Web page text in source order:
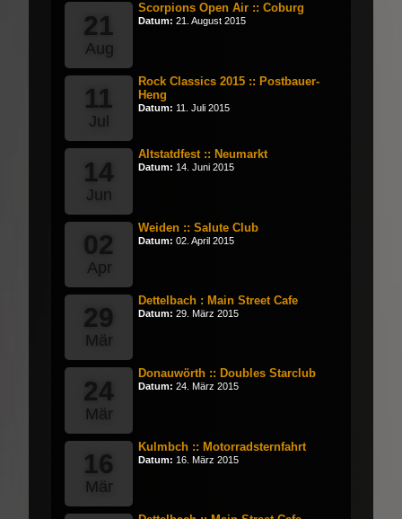
21
Aug
Scorpions Open Air :: Coburg
Datum: 21. August 2015
11
Jul
Rock Classics 2015 :: Postbauer-
Heng
Datum: 11. Juli 2015
14
Jun
Altstatdfest :: Neumarkt
Datum: 14. Juni 2015
02
Apr
Weiden :: Salute Club
Datum: 02. April 2015
29
Mär
Dettelbach : Main Street Cafe
Datum: 29. März 2015
24
Mär
Donauwörth :: Doubles Starclub
Datum: 24. März 2015
16
Mär
Kulmbch :: Motorradsternfahrt
Datum: 16. März 2015